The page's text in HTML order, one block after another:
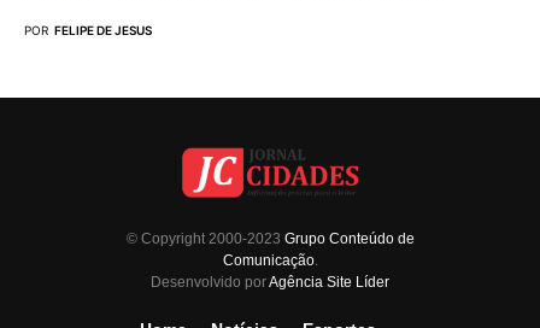
POR FELIPE DE JESUS
© Copyright 2000-2023 Grupo Conteúdo de
Comunicação.
Desenvolvido porAgência Site Líder